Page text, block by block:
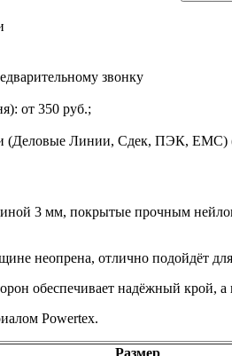
звонку
от 350 руб.;
(Деловые Линии, Сдек, ПЭК, ЕМС)
3 мм, покрытые прочным
неопрена, отлично подойдёт
обеспечивает надёжный крой, а
Powertex.